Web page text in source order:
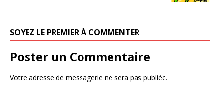
SOYEZ LE PREMIER À COMMENTER
Poster un Commentaire
Votre adresse de messagerie ne sera pas publiée.